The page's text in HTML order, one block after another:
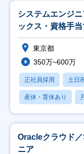
システムエンジ
ックス・資格手
東京都
350万~600万
正社員採用 土日
産休・育休あり
Oracleクラウド
ニア